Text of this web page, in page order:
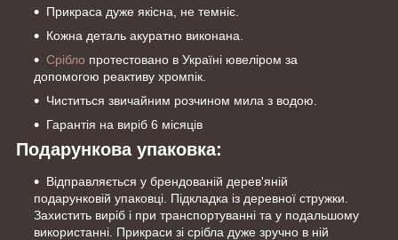
Прикраса дуже якісна, не темніє.
Кожна деталь акуратно виконана.
Срібло протестовано в Україні ювеліром за
допомогою реактиву хромпік.
Чиститься звичайним розчином мила з водою.
Гарантія на виріб 6 місяців
Подарункова упаковка:
Відправляється у брендованій дерев'яній
подарунковій упаковці. Підкладка із деревної стружки.
Захистить виріб і при транспортуванні та у подальшому
використанні. Прикраси зі срібла дуже зручно в ній